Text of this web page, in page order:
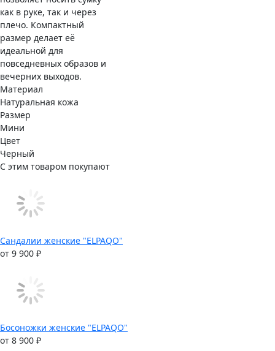
как в руке, так и через
плечо. Компактный
размер делает её
идеальной для
повседневных образов и
вечерних выходов.
Материал
Натуральная кожа
Размер
Мини
Цвет
Черный
С этим товаром покупают
Сандалии женские "ELPAQO"
от 9 900 ₽
Босоножки женские "ELPAQO"
от 8 900 ₽